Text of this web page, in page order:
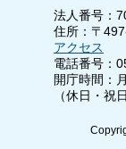
法人番号：
住所：〒
アクセス
電話番号：
開庁時間：
（休日・祝